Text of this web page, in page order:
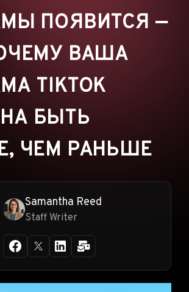
ПОЯВИТСЯ —
ВАША
TIKTOK
БЫТЬ
ЧЕМ РАНЬШЕ
Samantha Reed
Staff Writer